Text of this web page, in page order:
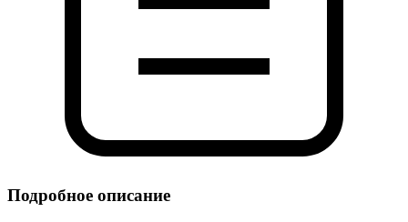
Подробное описание